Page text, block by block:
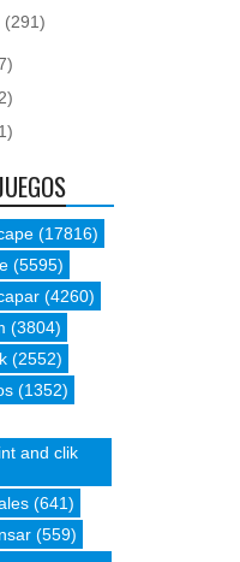
(291)
(17816)
(5595)
(4260)
(3804)
(2552)
(1352)
and clik
(641)
(559)